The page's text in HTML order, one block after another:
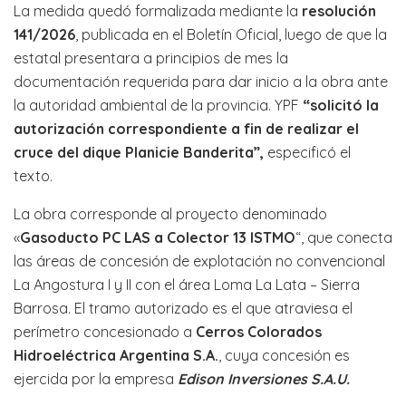
La medida quedó formalizada mediante la resolución
141/2026 , publicada en el Boletín Oficial, luego de que la
estatal presentara a principios de mes la
documentación requerida para dar inicio a la obra ante
la autoridad ambiental de la provincia. YPF “solicitó la
autorización correspondiente a fin de realizar el
cruce del dique Planicie Banderita”, especificó el
texto.
La obra corresponde al proyecto denominado
«Gasoducto PC LAS a Colector 13 ISTMO“, que conecta
las áreas de concesión de explotación no convencional
La Angostura I y II con el área Loma La Lata – Sierra
Barrosa. El tramo autorizado es el que atraviesa el
perímetro concesionado a Cerros Colorados
Hidroeléctrica Argentina S.A. , cuya concesión es
ejercida por la empresa Edison Inversiones S.A.U.